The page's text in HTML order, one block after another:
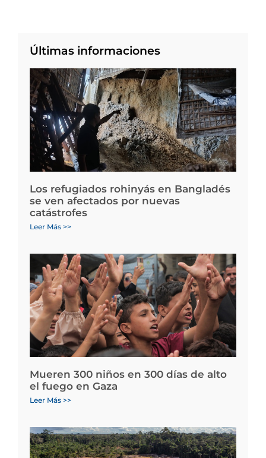
Últimas informaciones
Los refugiados rohinyás en Bangladés
se ven afectados por nuevas
catástrofes
Leer Más >>
Mueren 300 niños en 300 días de alto
el fuego en Gaza
Leer Más >>